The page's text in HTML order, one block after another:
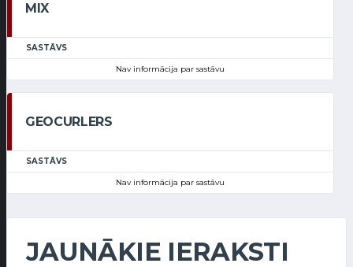
MIX
SASTĀVS
Nav informācija par sastāvu
GEOCURLERS
SASTĀVS
Nav informācija par sastāvu
JAUNĀKIE IERAKSTI